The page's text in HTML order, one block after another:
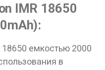
IMR 18650
емкостью 2000
в
лицам,